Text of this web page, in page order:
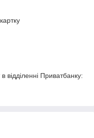
відділенні Приватбанку: